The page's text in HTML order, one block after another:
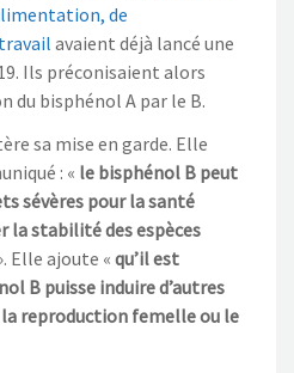
de
avaient déjà lancé une
Ils préconisaient alors
du bisphénol A par le B.
sa mise en garde. Elle
: « le bisphénol B peut
sévères pour la santé
la stabilité des espèces
Elle ajoute « qu’il est
B puisse induire d’autres
reproduction femelle ou le